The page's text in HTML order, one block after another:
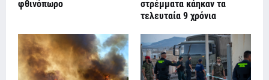
φθινόπωρο
στρέμματα κάηκαν τα
τελευταία 9 χρόνια